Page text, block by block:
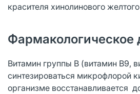
красителя хинолинового
Фармакологическое
Витамин группы В (витамин В9,
синтезироваться микрофлорой
организме восстанавливается